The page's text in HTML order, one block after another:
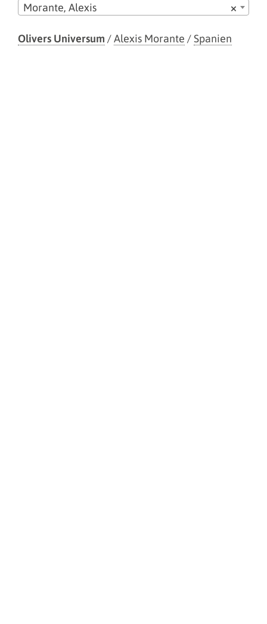
×
Morante, Alexis
Olivers Universum /Alexis Morante /Spanien